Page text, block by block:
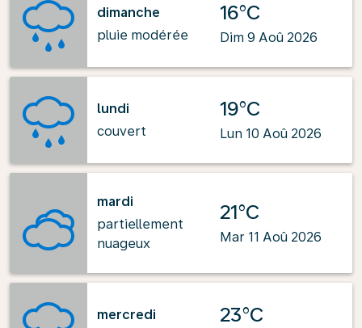
dimanche
pluie modérée
16°C
Dim 9 Aoû 2026
lundi
couvert
19°C
Lun 10 Aoû 2026
mardi
partiellement
nuageux
21°C
Mar 11 Aoû 2026
mercredi
23°C